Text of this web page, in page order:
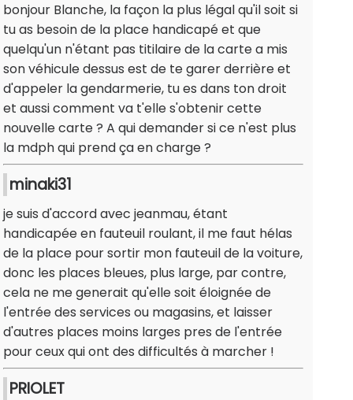
bonjour Blanche, la façon la plus légal qu'il soit si
tu as besoin de la place handicapé et que
quelqu'un n'étant pas titilaire de la carte a mis
son véhicule dessus est de te garer derrière et
d'appeler la gendarmerie, tu es dans ton droit
et aussi comment va t'elle s'obtenir cette
nouvelle carte ? A qui demander si ce n'est plus
la mdph qui prend ça en charge ?
minaki31
je suis d'accord avec jeanmau, étant
handicapée en fauteuil roulant, il me faut hélas
de la place pour sortir mon fauteuil de la voiture,
donc les places bleues, plus large, par contre,
cela ne me generait qu'elle soit éloignée de
l'entrée des services ou magasins, et laisser
d'autres places moins larges pres de l'entrée
pour ceux qui ont des difficultés à marcher !
PRIOLET